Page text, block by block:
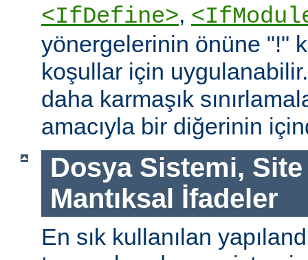
<IfDefine>,
yönergelerinin önüne "!"
koşullar için
daha karmaşık
amacıyla bir diğerinin
Dosya Sistemi, Site
Mantıksal İfadeler
En sık kullanılan